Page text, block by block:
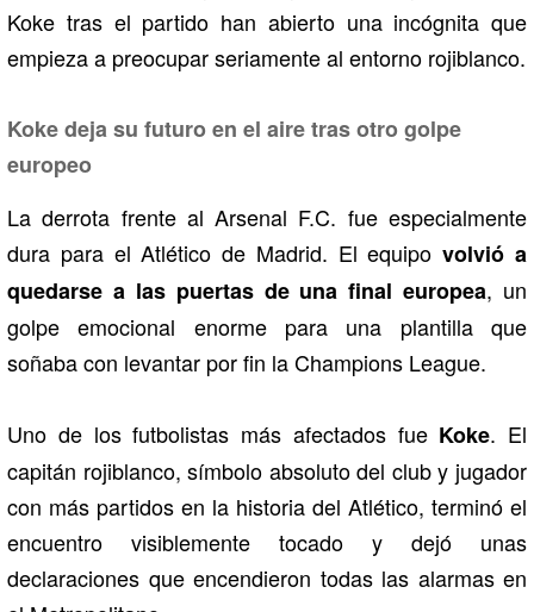
Koke tras el partido han abierto una incógnita que
empieza a preocupar seriamente al entorno rojiblanco.
Koke deja su futuro en el aire tras otro golpe
europeo
La derrota frente alArsenal F.C. fue especialmente
dura para elAtlético de Madrid. El equipovolvió a
quedarse a las puertas de una final europea, un
golpe emocional enorme para una plantilla que
soñaba con levantar por fin la Champions League.
Uno de los futbolistas más afectados fue Koke. El
capitán rojiblanco, símbolo absoluto del club y jugador
con más partidos en la historia del Atlético, terminó el
encuentro visiblemente tocado y dejó unas
declaraciones que encendieron todas las alarmas en